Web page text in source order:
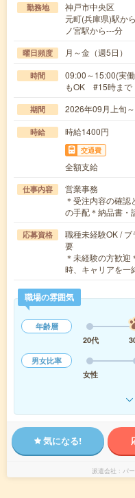
勤務地
神戸市中央区
元町(兵庫県)駅か
ノ宮駅から---分
曜日頻度 月～金（週5日）
時間
09:00～15:00(実
もOK #15時まで
期間 2026年09月上旬
時給 時給1400円
交通費
全額支給
仕事内容
営業事務
＊受注内容の確
の手配＊納品書
応募資格
職種未経験OK /
要
＊未経験の方歓
時、キャリアを
職場の雰囲気
年齢層
20代
男女比率
女性
気になる!
派遣会社 パ